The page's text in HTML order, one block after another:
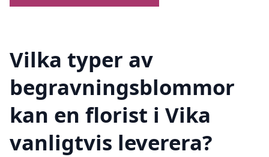
Vilka typer av
begravningsblommor
kan en florist i Vika
vanligtvis leverera?